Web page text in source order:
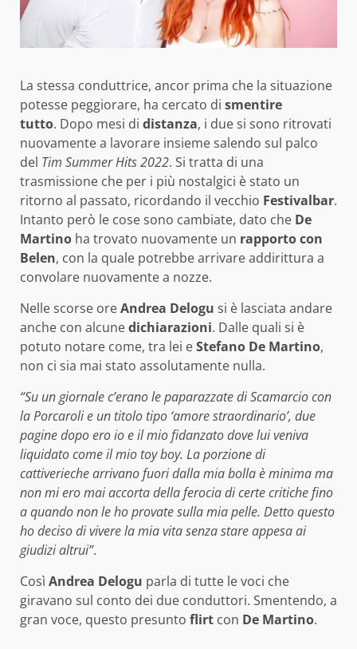
La stessa conduttrice, ancor prima che la situazione
potesse peggiorare, ha cercato di smentire
tutto. Dopo mesi di distanza, i due si sono ritrovati
nuovamente a lavorare insieme salendo sul palco
del Tim Summer Hits 2022. Si tratta di una
trasmissione che per i più nostalgici è stato un
ritorno al passato, ricordando il vecchio Festivalbar.
Intanto però le cose sono cambiate, dato che De
Martino ha trovato nuovamente un rapporto con
Belen, con la quale potrebbe arrivare addirittura a
convolare nuovamente a nozze.
Nelle scorse oreAndrea Delogu si è lasciata andare
anche con alcunedichiarazioni. Dalle quali si è
potuto notare come, tra lei eStefano De Martino,
non ci sia mai stato assolutamente nulla.
“Su un giornale c’erano le paparazzate di Scamarcio con
la Porcaroli e un titolo tipo ‘amore straordinario’, due
pagine dopo ero io e il mio fidanzato dove lui veniva
liquidato come il mio toy boy. La porzione di
cattiverieche arrivano fuori dalla mia bolla è minima ma
non mi ero mai accorta della ferocia di certe critiche fino
a quando non le ho provate sulla mia pelle. Detto questo
ho deciso di vivere la mia vita senza stare appesa ai
giudizi altrui”.
Così Andrea Delogu parla di tutte le voci che
giravano sul conto dei due conduttori. Smentendo, a
gran voce, questo presunto flirt con De Martino.